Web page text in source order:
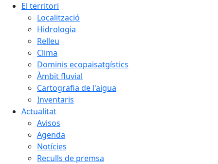
El territori
Localització
Hidrologia
Relleu
Clima
Dominis ecopaisatgístics
Àmbit fluvial
Cartografia de l'aigua
Inventaris
Actualitat
Avisos
Agenda
Notícies
Reculls de premsa